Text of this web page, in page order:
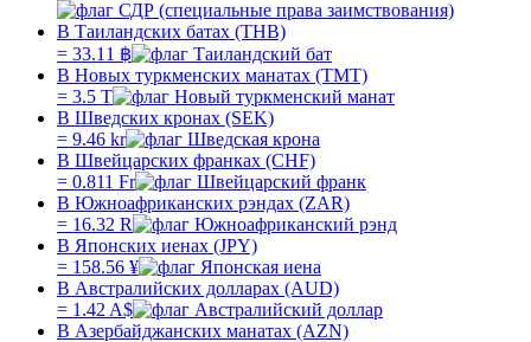
В Таиландских батах (THB)
= 33.11 ฿
В Новых туркменских манатах (TMT)
= 3.5 T
В Шведских кронах (SEK)
= 9.46 kr
В Швейцарских франках (CHF)
= 0.811 Fr
В Южноафриканских рэндах (ZAR)
= 16.32 R
В Японских иенах (JPY)
= 158.56 ¥
В Австралийских долларах (AUD)
= 1.42 A$
В Азербайджанских манатах (AZN)